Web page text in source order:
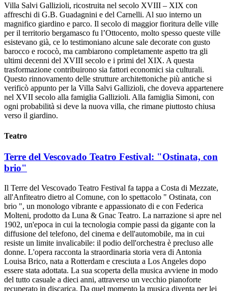
Villa Salvi Gallizioli, ricostruita nel secolo XVIII – XIX con
affreschi di G.B. Guadagnini e del Carnelli. Al suo interno un
magnifico giardino e parco. Il secolo di maggior fioritura delle ville
per il territorio bergamasco fu l’Ottocento, molto spesso queste ville
esistevano già, ce lo testimoniano alcune sale decorate con gusto
barocco e rococò, ma cambiarono completamente aspetto tra gli
ultimi decenni del XVIII secolo e i primi del XIX. A questa
trasformazione contribuirono sia fattori economici sia culturali.
Questo rinnovamento delle strutture architettoniche più antiche si
verificò appunto per la Villa Salvi Gallizioli, che doveva appartenere
nel XVII secolo alla famiglia Gallizioli. Alla famiglia Simoni, con
ogni probabilità si deve la nuova villa, che rimane piuttosto chiusa
verso il giardino.
Teatro
Terre del Vescovado Teatro Festival: "Ostinata, con
brio"
Il Terre del Vescovado Teatro Festival fa tappa a Costa di Mezzate,
all'Anfiteatro dietro al Comune, con lo spettacolo " Ostinata, con
brio ", un monologo vibrante e appassionato di e con Federica
Molteni, prodotto da Luna & Gnac Teatro. La narrazione si apre nel
1902, un'epoca in cui la tecnologia compie passi da gigante con la
diffusione del telefono, del cinema e dell'automobile, ma in cui
resiste un limite invalicabile: il podio dell'orchestra è precluso alle
donne. L'opera racconta la straordinaria storia vera di Antonia
Louisa Brico, nata a Rotterdam e cresciuta a Los Angeles dopo
essere stata adottata. La sua scoperta della musica avviene in modo
del tutto casuale a dieci anni, attraverso un vecchio pianoforte
recuperato in discarica. Da quel momento la musica diventa per lei